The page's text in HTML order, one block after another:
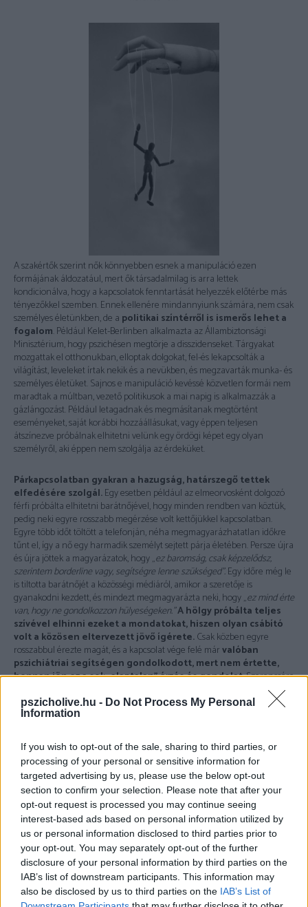
pszicholive.hu - Do Not Process My Personal
Information
If you wish to opt-out of the sale, sharing to third parties, or
processing of your personal or sensitive information for
targeted advertising by us, please use the below opt-out
section to confirm your selection. Please note that after your
opt-out request is processed you may continue seeing
interest-based ads based on personal information utilized by
us or personal information disclosed to third parties prior to
your opt-out. You may separately opt-out of the further
disclosure of your personal information by third parties on the
IAB’s list of downstream participants. This information may
also be disclosed by us to third parties on the IAB’s List of
A szakértők szerint nők könnyebben esnek a manipuláció ezen
formájának áldozatául, mert ők társadalmilag is arra lettek
kondicionálva, hogy a kapcsolatok fenntartását helyezzék előtérbe más
tényezőkkel szemben. Ennek ellenére mindannyiunk számára, nem csak
személyes életünkben, de a politikai színtérről is ismerős lehet a
fogalom . Például Kelet-Berlinben alkalmazta az Állambiztonsági
Minisztérium, hogy pszichésen megtörje a disszidenseket. Tárgyakat
mozgattak el otthonukban, elloptak dolgokat, fel-és lekapcsolták a
világítást, leveleket írtak nekik és a nevükben, és megzavarták munka- és
személyes életüket. Sajnos e manipuláció kevéssé közvetlen formái nem
maradtak a múltban, vezető politikusok a mai napig is alkalmazzák a
gázlángozást. Például letagadnak és megmásítanak megtörtént
eseményeket, saját korábbi hozzáállásukat, vagy éppen teljesen
átszínezve próbálnak elhitetni velünk egy ördögi képet egy olyan
személyről, aki éppen nem szolgálja az érdeküket.
Párkapcsolatban gyakran a hazugság, határszegő tettek
elfedésére szolgál.Egy esetben például az elmeorvosként dolgozó
férfi próbálta elhitetni barátnőjével, hogy minden rendben van köztük,
pedig neki egyre rosszabb megérzése volt kettőjükkel kapcsolatban.
Egyre több időt töltött a telefonján, néha megmagyarázhatatlan időkre
tűnt el, így a nő egy harmadik személyt sejtett párja életében. Persze újra
és újra jöttek a magyarázatok, hogy „ez baromság, csak képzelődsz,
szerintem borderline vagy, segítségre lenne szükséged”.Egy időre még le
is tiltotta barátnőjét a közösségi médiáról, amikor a szeretője is
gyanakodni kezdett, és mindezt megmagyarázta neki, hogy „ez mind érte
van, hogy ne gondolkozzon hülyeségeken.”A hölgy próbálta teljes
szívével elhinni ezeket a mondatokat, hiszen olyan csábító
volt a közösen eltervezett jövő ígérete.Csak közben egyre
rosszabbul érezte magát, és a kapcsolat vége felé márvalóban
pszichiátriai segítségen gondolkodott, mert nem értette,
honnan jön ez a sok „alaptalan” érzés és gondolat. Szerencsére
idővel a szerető és a barátnő kapcsolatba léptek egymással, és érdekes
módon miután kiderült az igazság, a barátnő „pszichés problémái” is
megszűntek.
Mik lehetnek a jelei annak, ha gázlángozás áldozatai vagyunk?
Sokszor érzed magad összezavarodva vagy egyenesen őrültnek a
kapcsolatban.
Állandóan bocsánatot kérsz, apróságokért is, és olyan dolgokért,
amikről úgy érzed, hogy nem a te hibád.
Megkérdőjelezed azt, pontosan emlékszel-e múltbéli eseményekre.
Dezorientáltnak érzed magad.
Nehéz megbíznod saját értékítéletedben, azon kapod magad, hogy
inkább egyenesen a másikra támaszkodsz.